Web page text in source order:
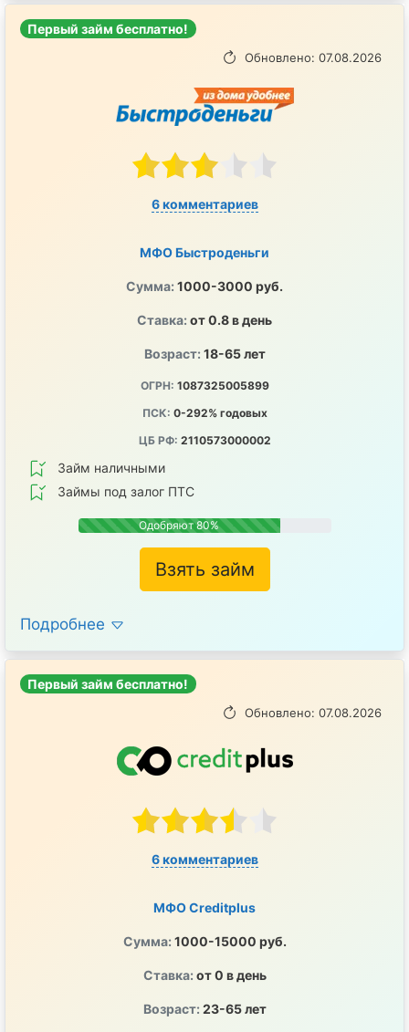
Первый займ бесплатно!
Обновлено: 07.08.2026
6 комментариев
МФО Быстроденьги
Сумма: 1000-3000 руб.
Ставка: от 0.8 в день
Возраст: 18-65 лет
ОГРН: 1087325005899
ПСК: 0-292% годовых
ЦБ РФ: 2110573000002
Займ наличными
Займы под залог ПТС
Одобряют 80%
Взять займ
Подробнее
Первый займ бесплатно!
Обновлено: 07.08.2026
6 комментариев
МФО Creditplus
Сумма: 1000-15000 руб.
Ставка: от 0 в день
Возраст: 23-65 лет